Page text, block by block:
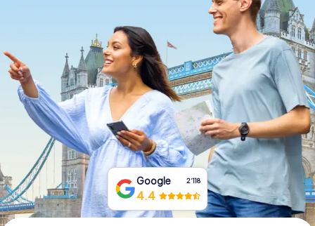
IE
NL
Tickets buchen
Gutscheine bestellen
Google 2‘118
4.4